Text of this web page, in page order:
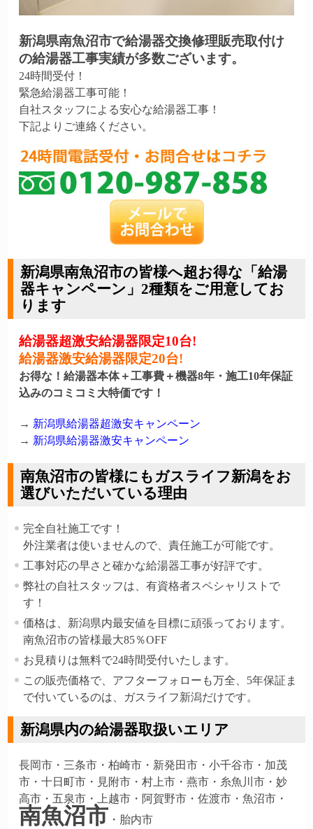
新潟県南魚沼市で給湯器交換修理販売取付け
の給湯器工事実績が多数ございます。
24時間受付！
緊急給湯器工事可能！
自社スタッフによる安心な給湯器工事！
下記よりご連絡ください。
新潟県南魚沼市の皆様へ超お得な「給湯
器キャンペーン」2種類をご用意してお
ります
給湯器超激安給湯器限定10台!
給湯器激安給湯器限定20台!
お得な！給湯器本体＋工事費＋機器8年・施工10年保証
込みのコミコミ大特価です！
→ 新潟県給湯器超激安キャンペーン
→ 新潟県給湯器激安キャンペーン
南魚沼市の皆様にもガスライフ新潟をお
選びいただいている理由
完全自社施工です！
外注業者は使いませんので、責任施工が可能です。
工事対応の早さと確かな給湯器工事が好評です。
弊社の自社スタッフは、有資格者スペシャリストで
す！
価格は、新潟県内最安値を目標に頑張っております。
南魚沼市の皆様最大85％OFF
お見積りは無料で24時間受付いたします。
この販売価格で、アフターフォローも万全、5年保証ま
で付いているのは、ガスライフ新潟だけです。
新潟県内の給湯器取扱いエリア
長岡市・三条市・柏崎市・新発田市・小千谷市・加茂
市・十日町市・見附市・村上市・燕市・糸魚川市・妙
高市・五泉市・上越市・阿賀野市・佐渡市・魚沼市・
南魚沼市 ・胎内市